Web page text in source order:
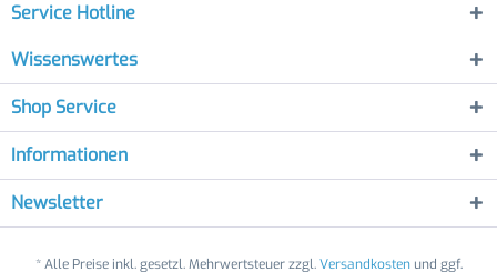
Service Hotline
Wissenswertes
Shop Service
Informationen
Newsletter
* Alle Preise inkl. gesetzl. Mehrwertsteuer zzgl.Versandkostenund ggf.